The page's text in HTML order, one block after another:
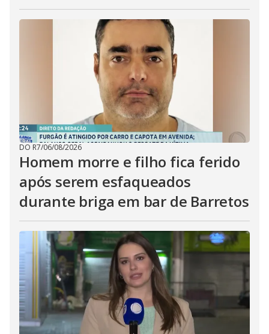
DO R7/06/08/2026
Homem morre e filho fica ferido
após serem esfaqueados
durante briga em bar de Barretos